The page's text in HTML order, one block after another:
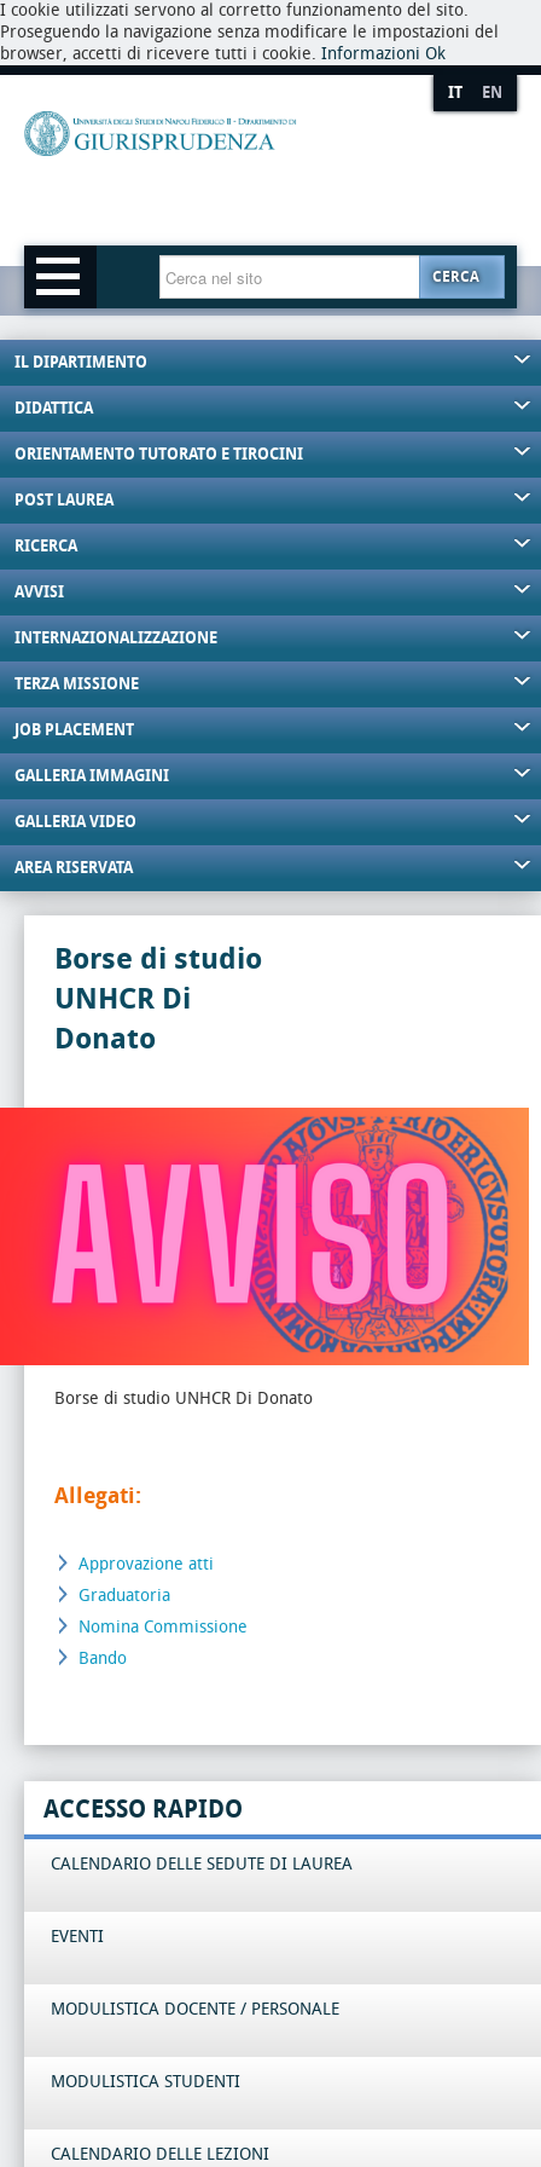
I cookie utilizzati servono al corretto funzionamento del sito.
Proseguendo la navigazione senza modificare le impostazioni del
browser, accetti di ricevere tutti i cookie. Informazioni Ok
IT EN
CERCA
IL DIPARTIMENTO
DIDATTICA
ORIENTAMENTO TUTORATO E TIROCINI
POST LAUREA
RICERCA
AVVISI
INTERNAZIONALIZZAZIONE
TERZA MISSIONE
JOB PLACEMENT
GALLERIA IMMAGINI
GALLERIA VIDEO
AREA RISERVATA
Borse di studio
UNHCR Di
Donato
Borse di studio UNHCR Di Donato
Allegati:
Approvazione atti
Graduatoria
Nomina Commissione
Bando
ACCESSO RAPIDO
CALENDARIO DELLE SEDUTE DI LAUREA
EVENTI
MODULISTICA DOCENTE / PERSONALE
MODULISTICA STUDENTI
CALENDARIO DELLE LEZIONI